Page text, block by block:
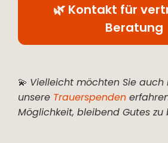
🌿 Kontakt für
Beratung
💫 Vielleicht möchten Sie auch
unsere Trauerspenden
Möglichkeit, bleibend Gutes zu